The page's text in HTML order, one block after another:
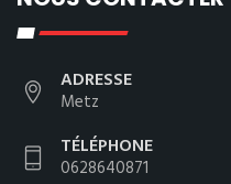
ADRESSE
Metz
TÉLÉPHONE
0628640871